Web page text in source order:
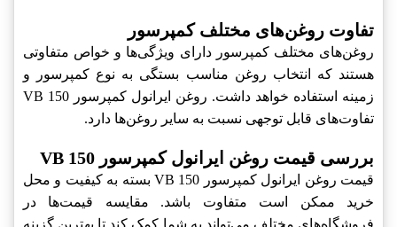
تفاوت روغن‌های مختلف کمپرسور
روغن‌های مختلف کمپرسور دارای ویژگی‌ها و خواص متفاوتی
هستند که انتخاب روغن مناسب بستگی به نوع کمپرسور و
زمینه استفاده خواهد داشت. روغن ایرانول کمپرسور VB 150
تفاوت‌های قابل توجهی نسبت به سایر روغن‌ها دارد.
بررسی قیمت روغن ایرانول کمپرسور VB 150
قیمت روغن ایرانول کمپرسور VB 150 بسته به کیفیت و محل
خرید ممکن است متفاوت باشد. مقایسه قیمت‌ها در